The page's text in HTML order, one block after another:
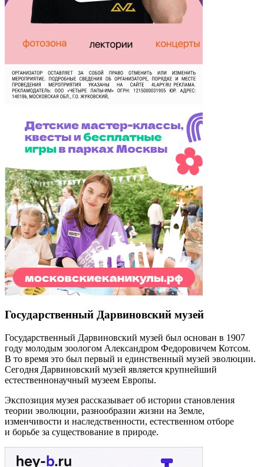
Государственный Дарвиновский музей
Государственный Дарвиновский музей был основан в 1907
году молодым зоологом Александром Федоровичем Котсом.
В то время это был первый и единственный музей эволюции.
Сегодня Дарвиновский музей является крупнейший
естественнонаучный музеем Европы.
Экспозиция музея рассказывает об истории становления
теории эволюции, разнообразии жизни на Земле,
изменчивости и наследственности, естественном отборе
и борьбе за существование в природе.